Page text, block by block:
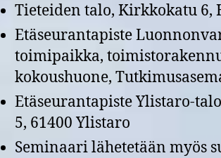
Tieteiden talo, Kirkkokatu 6,
Etäseurantapiste
toimipaikka,
kokoushuone,
Etäseurantapiste Ylistaro-
5, 61400 Ylistaro
Seminaari lähetetään myös